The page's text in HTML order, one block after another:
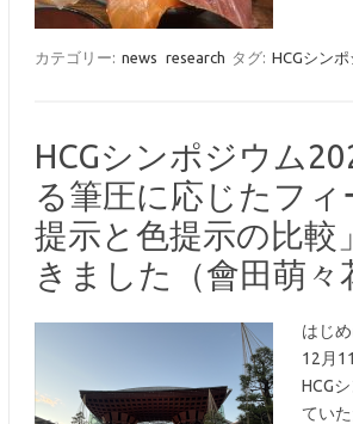
カテゴリー: news research タグ: HCGシン
HCGシンポジウム
る筆圧に応じたフ
提示と色提示の比較
きました（會田萌々
はじ
12月
HCG
てい